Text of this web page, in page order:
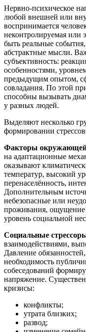
Нервно-психическое
любой внешней или
воспринимается
неконтролируемая или
быть реальные
абстрактные мысли.
субъективность:
особенностями,
предыдущим опытом,
совладания. По этой
способны вызывать
у разных людей.
Выделяют несколько
формировании
Факторы
на адаптационные
оказывают
температур, высокий
перенаселённость,
Дополнительным
небезопасные или
проживания, ощущение
уровень социальной
Социальные
взаимодействиями,
Давление
необходимость
собеседований
напряжение.
кризисы:
конфликты;
утрата близких;
развод;